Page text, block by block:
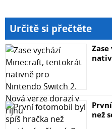
Určitě si přečtěte
než